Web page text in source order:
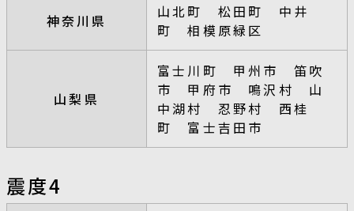
神奈川県
山北町 松田町 中井
町 相模原緑区
山梨県
富士川町 甲州市 笛吹
市 甲府市 鳴沢村 山
中湖村 忍野村 西桂
町 富士吉田市
震度4